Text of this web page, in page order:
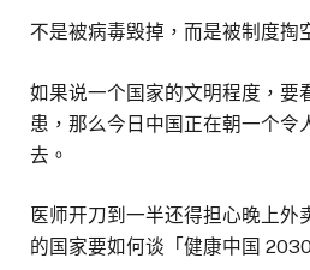
不是被病毒毁掉，而是被制度掏
如果说一个国家的文明程度，要
患，那么今日中国正在朝一个令
去。
医师开刀到一半还得担心晚上外
的国家要如何谈「健康中国